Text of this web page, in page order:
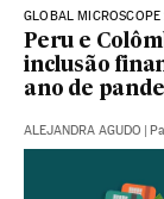
GLOBAL
Peru e
inclusão
ano de
ALEJANDRA AGUDO